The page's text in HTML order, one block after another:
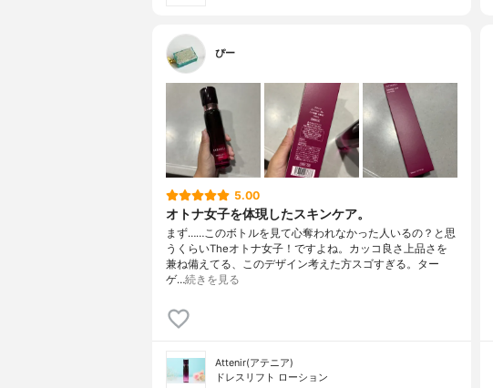
ぴー
5.00
オトナ女子を体現したスキンケア。
まず……このボトルを見て心奪われなかった人いるの？と思
うくらいTheオトナ女子！ですよね。カッコ良さ上品さを
兼ね備えてる、このデザイン考えた方スゴすぎる。ター
ゲ…続きを見る
Attenir(アテニア)
ドレスリフト ローション